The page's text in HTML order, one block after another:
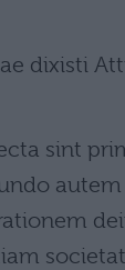
dixisti
sint